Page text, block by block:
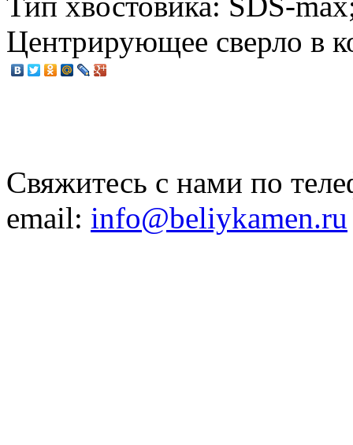
Центрирующее сверло в
Свяжитесь с нами по
email: info@beliykamen.ru